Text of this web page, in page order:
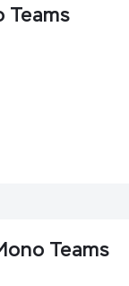
Teams
Teams